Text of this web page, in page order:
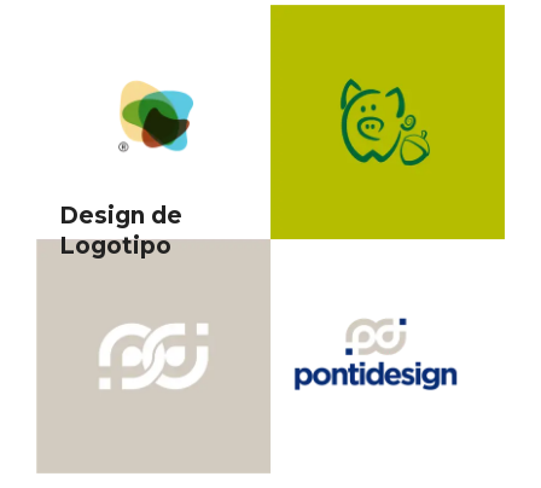
Design de
Logotipo